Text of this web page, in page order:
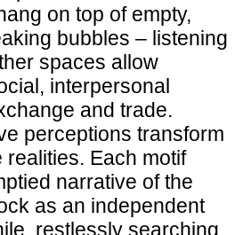
on top of empty,
bubbles – listening
spaces allow
interpersonal
and trade.
perceptions transform
realities. Each motif
narrative of the
as an independent
restlessly searching